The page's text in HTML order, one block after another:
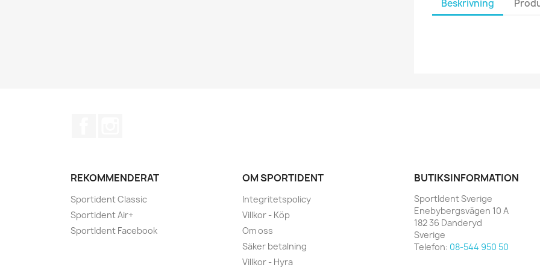
Beskrivning
REKOMMENDERAT
Sportident Classic
Sportident Air+
SportIdent Facebook
OM SPORTIDENT
Integritetspolicy
Villkor - Köp
Om oss
Säker betalning
Villkor - Hyra
BUTIKSINFORMATION
SportIdent Sverige
Enebybergsvägen 10 A
182 36 Danderyd
Sverige
Telefon: 08-544 950 50